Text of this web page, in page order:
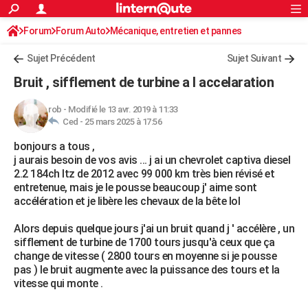
ACTUALITÉS
Politique
Société
Faits Divers
Education
Monde
Villes
+
FINANCE
Retraite
Impôts
Epargne
Immobilier
Risques naturels par ville
Banque
Assurance
Crédit
AUTO
Essais
Réserver un essai
Citadines
Berlines
SUV
Forum auto
+HIGH-TECH
Mobiles
Meilleur smartphone
Internet
Ordinateurs
Jeux vidéo
Guide high-tech
+BRICOLAGE
Forum
Aménagement intérieur
Extérieur
Cuisine
Salle de bains
Jardinage
Rangement
Guides de France
Escapades
Patrimoine
Expositions
Musées
Week-end nature
LIFESTYLE
Art de vivre
Bien-être
Loisirs
Modes de vie
SANTE
Rechercher
S'inscrire
Connexion
Forum Forum Auto Mécanique, entretien et pannes
Sujet Précédent Sujet Suivant
Bruit , sifflement de turbine a l accelaration
rob - Modifié le 13 avr. 2019 à 11:33
Ced - 25 mars 2025 à 17:56
bonjours a tous ,
j aurais besoin de vos avis ... j ai un chevrolet captiva diesel
2.2 184ch ltz de 2012 avec 99 000 km très bien révisé et
entretenue, mais je le pousse beaucoup j' aime sont
accélération et je libère les chevaux de la bête lol
Alors depuis quelque jours j'ai un bruit quand j ' accélère , un
sifflement de turbine de 1700 tours jusqu'à ceux que ça
change de vitesse ( 2800 tours en moyenne si je pousse
pas ) le bruit augmente avec la puissance des tours et la
vitesse qui monte .